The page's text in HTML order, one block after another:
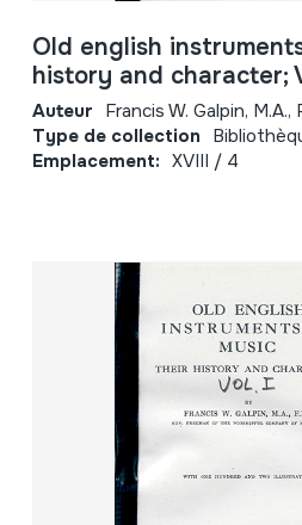
Old english
history and character;
Auteur Francis W. Galpin, M.A.,
Type de collection
Emplacement: XVIII / 4